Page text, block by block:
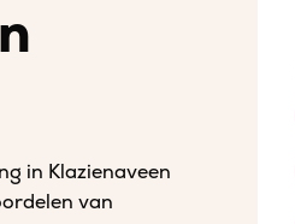
in Klazienaveen
van